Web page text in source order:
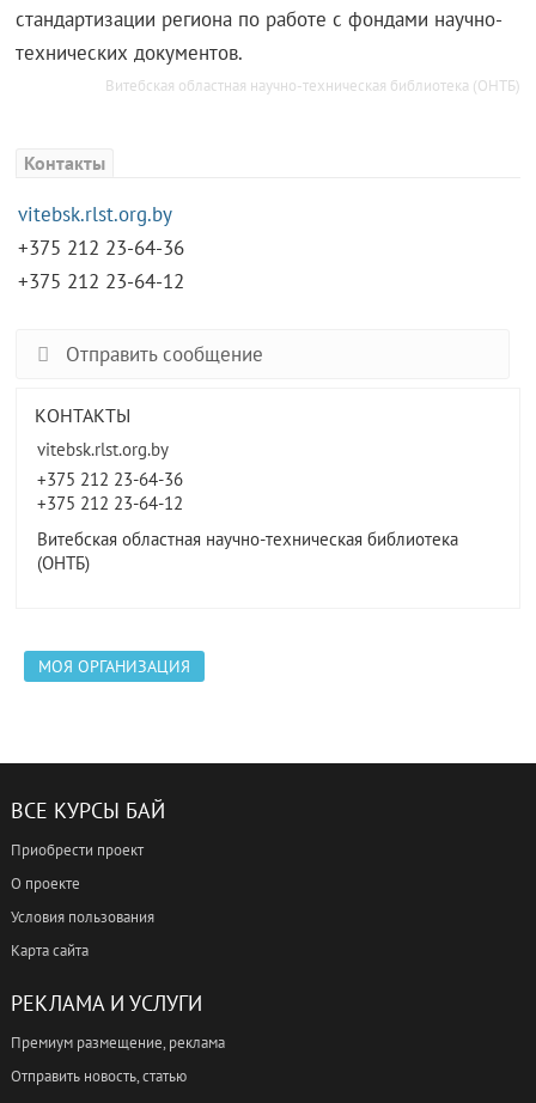
стандартизации региона по работе с фондами научно-
технических документов.
Витебская областная научно-техническая библиотека (ОНТБ)
Контакты
vitebsk.rlst.org.by
+375 212 23-64-36
+375 212 23-64-12
Отправить сообщение
КОНТАКТЫ
vitebsk.rlst.org.by
+375 212 23-64-36
+375 212 23-64-12
Витебская областная научно-техническая библиотека
(ОНТБ)
МОЯ ОРГАНИЗАЦИЯ
ВСЕ КУРСЫ БАЙ
Приобрести проект
О проекте
Условия пользования
Карта сайта
РЕКЛАМА И УСЛУГИ
Премиум размещение, реклама
Отправить новость, статью